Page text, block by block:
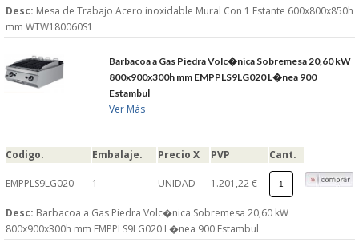
Desc: Mesa de Trabajo Acero inoxidable Mural Con 1 Estante 600x800x850h
mm WTW180060S1
Barbacoa a Gas Piedra Volc�nica Sobremesa 20,60 kW
800x900x300h mm EMPPLS9LG020 L�nea 900
Estambul
Ver Más
Codigo. Embalaje. Precio X PVP Cant.
EMPPLS9LG020 1 UNIDAD 1.201,22 €
Desc: Barbacoa a Gas Piedra Volc�nica Sobremesa 20,60 kW
800x900x300h mm EMPPLS9LG020 L�nea 900 Estambul